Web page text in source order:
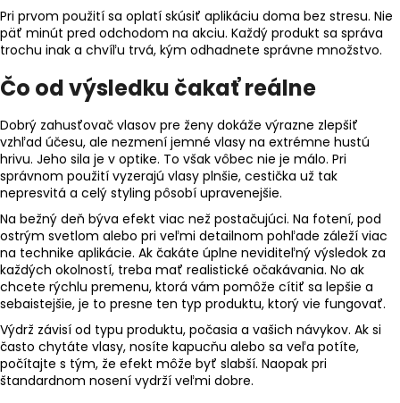
Pri prvom použití sa oplatí skúsiť aplikáciu doma bez stresu. Nie
päť minút pred odchodom na akciu. Každý produkt sa správa
trochu inak a chvíľu trvá, kým odhadnete správne množstvo.
Čo od výsledku čakať reálne
Dobrý zahusťovač vlasov pre ženy dokáže výrazne zlepšiť
vzhľad účesu, ale nezmení jemné vlasy na extrémne hustú
hrivu. Jeho sila je v optike. To však vôbec nie je málo. Pri
správnom použití vyzerajú vlasy plnšie, cestička už tak
nepresvitá a celý styling pôsobí upravenejšie.
Na bežný deň býva efekt viac než postačujúci. Na fotení, pod
ostrým svetlom alebo pri veľmi detailnom pohľade záleží viac
na technike aplikácie. Ak čakáte úplne neviditeľný výsledok za
každých okolností, treba mať realistické očakávania. No ak
chcete rýchlu premenu, ktorá vám pomôže cítiť sa lepšie a
sebaistejšie, je to presne ten typ produktu, ktorý vie fungovať.
Výdrž závisí od typu produktu, počasia a vašich návykov. Ak si
často chytáte vlasy, nosíte kapucňu alebo sa veľa potíte,
počítajte s tým, že efekt môže byť slabší. Naopak pri
štandardnom nosení vydrží veľmi dobre.